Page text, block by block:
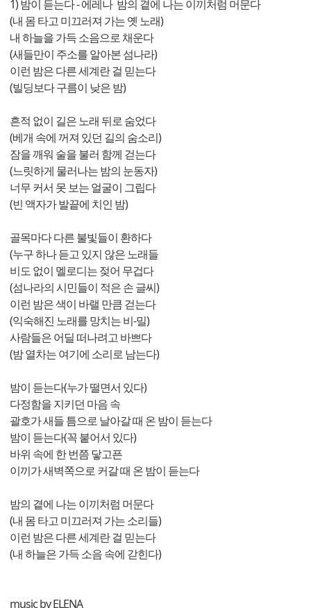
1) 밤이 듣는다 - 에레나 밤의 곁에 나는 이끼처럼 머문다
(내 몸 타고 미끄러져 가는 옛 노래)
내 하늘을 가득 소음으로 채운다
(새들만이 주소를 알아본 섬나라)
이런 밤은 다른 세계란 걸 믿는다
(빌딩보다 구름이 낮은 밤)
흔적 없이 길은 노래 뒤로 숨었다
(베개 속에 꺼져 있던 길의 숨소리)
잠을 깨워 술을 불러 함께 걷는다
(느릿하게 물러나는 밤의 눈동자)
너무 커서 못 보는 얼굴이 그립다
(빈 액자가 발끝에 치인 밤)
골목마다 다른 불빛들이 환하다
(누구 하나 듣고 있지 않은 노래들
비도 없이 멜로디는 젖어 무겁다
(섬나라의 시민들이 적은 손 글씨)
이런 밤은 색이 바랠 만큼 걷는다
(익숙해진 노래를 망치는 비-밀)
사람들은 어딜 떠나려고 바쁘다
(밤 열차는 여기에 소리로 남는다)
밤이 듣는다(누가 떨면서 있다)
다정함을 지키던 마음 속
괄호가 새들 틈으로 날아갈 때 온 밤이 듣는다
밤이 듣는다(꼭 붙어서 있다)
바위 속에 한 번쯤 닿고픈
이끼가 새벽쪽으로 커갈 때 온 밤이 듣는다
밤의 곁에 나는 이끼처럼 머문다
(내 몸 타고 미끄러져 가는 소리들)
이런 밤은 다른 세계란 걸 믿는다
(내 하늘은 가득 소음 속에 갇힌다)
music by ELENA